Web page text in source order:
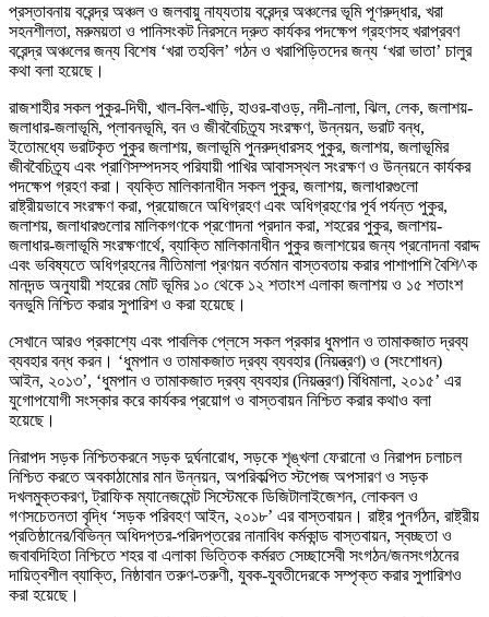
প্রস্তাবনায় বরেন্দ্র অঞ্চল ও জলবায়ু নায্যতায় বরেন্দ্র অঞ্চলের ভূমি পূণরুদ্ধার, খরা
সহনশীলতা, মরুময়তা ও পানিসংকট নিরসনে দ্রুত কার্যকর পদক্ষেপ গ্রহণসহ খরাপ্রবণ
বরেন্দ্র অঞ্চলের জন্য বিশেষ ‘খরা তহবিল’ গঠন ও খরাপিড়িতদের জন্য ‘খরা ভাতা’ চালুর
কথা বলা হয়েছে।
রাজশাহীর সকল পুকুর-দিঘী, খাল-বিল-খাড়ি, হাওর-বাওড়, নদী-নালা, ঝিল, লেক, জলাশয়-
জলাধার-জলাভূমি, প্লাবনভূমি, বন ও জীববৈচিত্র্য সংরক্ষণ, উন্নয়ন, ভরাট বন্ধ,
ইতোমধ্যে ভরাটকৃত পুকুর জলাশয়, জলাভূমি পুনরুদ্ধারসহ পুকুর, জলাশয়, জলাভূমির
জীববৈচিত্র্য এবং প্রাণিসম্পদসহ পরিযায়ী পাখির আবাসস্থল সংরক্ষণ ও উন্নয়নে কার্যকর
পদক্ষেপ গ্রহণ করা। ব্যক্তি মালিকানাধীন সকল পুকুর, জলাশয়, জলাধারগুলো
রাষ্ট্রীয়ভাবে সংরক্ষণ করা, প্রয়োজনে অধিগ্রহণ এবং অধিগ্রহণের পূর্ব পর্যন্ত পুকুর,
জলাশয়, জলাধারগুলোর মালিকগণকে প্রণোদনা প্রদান করা, শহরের পুকুর, জলাশয়-
জলাধার-জলাভূমি সংরক্ষণার্থে, ব্যাক্তি মালিকানাধীন পুকুর জলাশয়ের জন্য প্রনোদনা বরাদ্দ
এবং ভবিষ্যতে অধিগ্রহনের নীতিমালা প্রণয়ন বর্তমান বাস্তবতায় করার পাশাপাশি বৈশি^ক
মানদন্ড অনুযায়ী শহরের মোট ভূমির ১০ থেকে ১২ শতাংশ এলাকা জলাশয় ও ১৫ শতাংশ
বনভুমি নিশ্চিত করার সুপারিশ ও করা হয়েছে।
সেখানে আরও প্রকাশ্যে এবং পাবলিক প্লেসে সকল প্রকার ধুমপান ও তামাকজাত দ্রব্য
ব্যবহার বন্ধ করন। ‘ধুমপান ও তামাকজাত দ্রব্য ব্যবহার (নিয়ন্ত্রণ) ও (সংশোধন)
আইন, ২০১৩’, ‘ধুমপান ও তামাকজাত দ্রব্য ব্যবহার (নিয়ন্ত্রণ) বিধিমালা, ২০১৫’ এর
যুগোপযোগী সংস্কার করে কার্যকর প্রয়োগ ও বাস্তবায়ন নিশ্চিত করার কথাও বলা
হয়েছে।
নিরাপদ সড়ক নিশ্চিতকরনে সড়ক দুর্ঘনারোধ, সড়কে শৃঙ্খলা ফেরানো ও নিরাপদ চলাচল
নিশ্চিত করতে অবকাঠামোর মান উন্নয়ন, অপরিকল্পিত স্টপেজ অপসারণ ও সড়ক
দখলমুক্তকরণ, ট্রাফিক ম্যানেজমেন্ট সিস্টেমকে ডিজিটালাইজেশন, লোকবল ও
গণসচেতনতা বৃদ্ধি ‘সড়ক পরিবহণ আইন, ২০১৮’ এর বাস্তবায়ন। রাষ্ট্র পুনর্গঠন, রাষ্ট্রীয়
প্রতিষ্ঠানের/বিভিন্ন অধিদপ্তর-পরিদপ্তরের নানাবিধ কর্মকান্ড বাস্তবায়ন, স্বচ্ছতা ও
জবাবদিহিতা নিশ্চিতে শহর বা এলাকা ভিত্তিক কর্মরত সেচ্ছাসেবী সংগঠন/জনসংগঠনের
দায়িত্বশীল ব্যাক্তি, নিষ্ঠাবান তরুণ-তরুণী, যুবক-যুবতীদেরকে সম্পৃক্ত করার সুপারিশও
করা হয়েছে।